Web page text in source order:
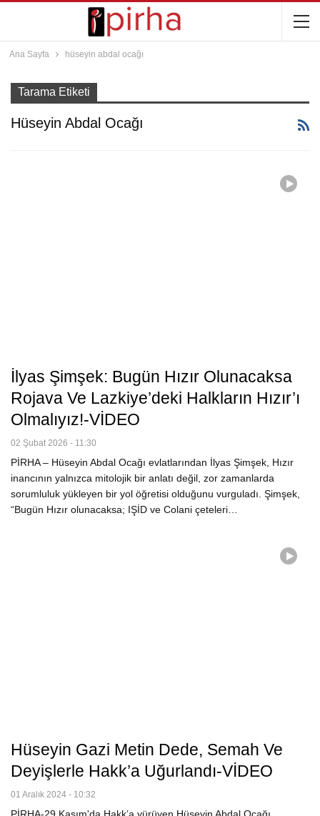
Ana Sayfa hüseyin abdal ocağı
Tarama Etiketi
Hüseyin Abdal Ocağı
İlyas Şimşek: Bugün Hızır Olunacaksa
Rojava Ve Lazkiye’deki Halkların Hızır’ı
Olmalıyız!-VİDEO
02 Şubat 2026 - 11:30
PİRHA – Hüseyin Abdal Ocağı evlatlarından İlyas Şimşek, Hızır
inancının yalnızca mitolojik bir anlatı değil, zor zamanlarda
sorumluluk yükleyen bir yol öğretisi olduğunu vurguladı. Şimşek,
“Bugün Hızır olunacaksa; IŞİD ve Colani çeteleri…
Hüseyin Gazi Metin Dede, Semah Ve
Deyişlerle Hakk’a Uğurlandı-VİDEO
01 Aralık 2024 - 10:32
PİRHA-29 Kasım'da Hakk’a yürüyen Hüseyin Abdal Ocağı